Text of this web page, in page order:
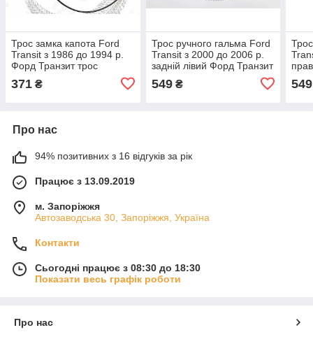
Трос замка капота Ford
Transit з 1986 до 1994 р.
Форд Транзит трос
371 ₴
Трос ручного гальма Ford
Transit з 2000 до 2006 р.
задній лівий Форд Транзит
ручка стоякового гальма
549₴ 549
Про нас
94% позитивних з 16 відгуків за рік
Працює з 13.09.2019
м. Запоріжжя
Автозаводська 30, Запоріжжя, Україна
Контакти
Сьогодні працює з 08:30 до 18:30
Показати весь графік роботи
Про нас